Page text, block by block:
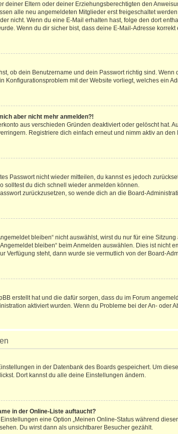
deiner Eltern oder deiner Erziehungsberechtigten den
alle neu angemeldeten Mitglieder erst freigeschaltet
nicht. Wenn du eine E-Mail erhalten hast, folge den dort
Wenn du dir sicher bist, dass deine E-Mail-Adresse
ob dein Benutzername und dein Passwort richtig sind.
Konfigurationsproblem mit der Website vorliegt, welches ein
aber nicht mehr anmelden?!
aus verschieden Gründen deaktiviert oder gelöscht hat.
Registriere dich einfach erneut und nimm aktiv an den
Passwort nicht wieder mitteilen, du kannst es jedoch
solltest du dich schnell wieder anmelden können.
zurückzusetzen, so wende dich an die Board-
bleiben“ nicht auswählst, wirst du nur für eine
bleiben“ beim Anmelden auswählen. Dies ist
Verfügung steht, dann wurde sie vermutlich von der Board-
erstellt hat und die dafür sorgen, dass du im Forum
aktiviert wurden. Wenn du Probleme bei der An- oder
in der Datenbank des Boards gespeichert. Um
Dort kannst du alle deine Einstellungen ändern.
in der Online-Liste auftaucht?
eine Option „Meinen Online-Status während
Du wirst dann als unsichtbarer Besucher gezählt.